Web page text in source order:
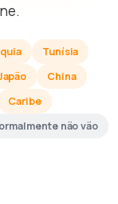
Tunísia
China
Caribe
não vão